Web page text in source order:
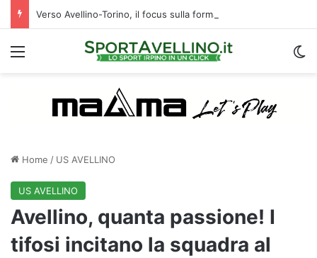
Verso Avellino-Torino, il focus sulla formazione granata
Menu
Home / US AVELLINO
US AVELLINO
Avellino, quanta passione! I
tifosi incitano la squadra al